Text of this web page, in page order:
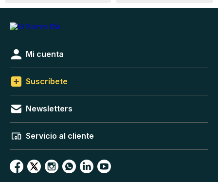
Mi cuenta
Suscríbete
Newsletters
Servicio al cliente